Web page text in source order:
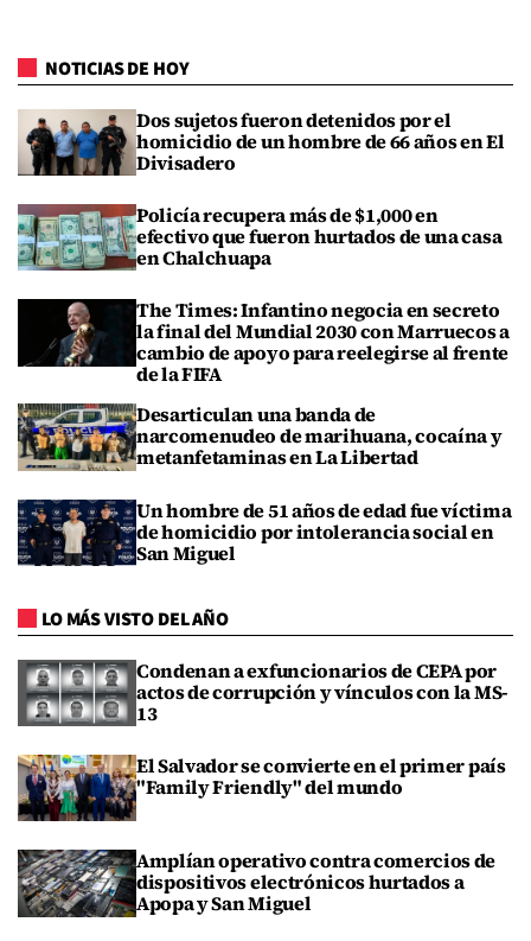
NOTICIAS DE HOY
Dos sujetos fueron detenidos por el
homicidio de un hombre de 66 años en El
Divisadero
Policía recupera más de $1,000 en
efectivo que fueron hurtados de una casa
en Chalchuapa
The Times: Infantino negocia en secreto
la final del Mundial 2030 con Marruecos a
cambio de apoyo para reelegirse al frente
de la FIFA
Desarticulan una banda de
narcomenudeo de marihuana, cocaína y
metanfetaminas en La Libertad
Un hombre de 51 años de edad fue víctima
de homicidio por intolerancia social en
San Miguel
LO MÁS VISTO DEL AÑO
Condenan a exfuncionarios de CEPA por
actos de corrupción y vínculos con la MS-
13
El Salvador se convierte en el primer país
"Family Friendly" del mundo
Amplían operativo contra comercios de
dispositivos electrónicos hurtados a
Apopa y San Miguel